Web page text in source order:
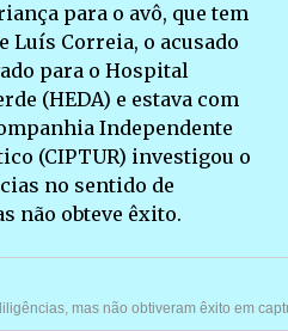
para o avô, que tem
Luís Correia, o acusado
para o Hospital
(HEDA) e estava com
Independente
(CIPTUR) investigou o
no sentido de
não obteve êxito.
mas não obtiveram êxito em